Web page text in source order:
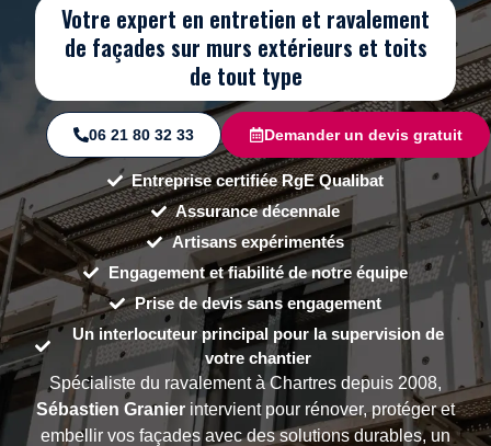
Votre expert en entretien et ravalement
de façades sur murs extérieurs et toits
de tout type
Spécialiste du ravalement à Chartres depuis 2008,
Sébastien Granier intervient pour rénover, protéger et
embellir vos façades avec des solutions durables, un
Entreprise certifiée RgE Qualibat
Assurance décennale
Artisans expérimentés
Engagement et fiabilité de notre équipe
Prise de devis sans engagement
Un interlocuteur principal pour la supervision de
votre chantier
06 21 80 32 33 Demander un devis gratuit